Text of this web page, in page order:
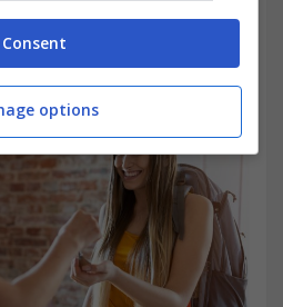
non arriva a
Consent
options